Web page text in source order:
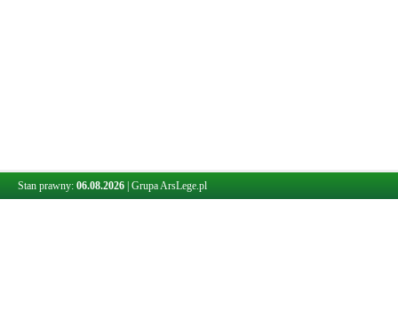
Stan prawny: 06.08.2026 Grupa ArsLege.pl